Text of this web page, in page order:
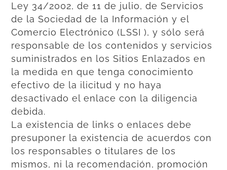
Ley 34/2002, de 11 de julio, de Servicios
de la Sociedad de la Información y el
Comercio Electrónico (LSSI ), y sólo será
responsable de los contenidos y servicios
suministrados en los Sitios Enlazados en
la medida en que tenga conocimiento
efectivo de la ilicitud y no haya
desactivado el enlace con la diligencia
debida.
La existencia de links o enlaces debe
presuponer la existencia de acuerdos con
los responsables o titulares de los
mismos, ni la recomendación, promoción